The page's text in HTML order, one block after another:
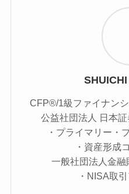
CFP®/1級ファイナン
公益社団法人 日本
・プライマリー・
・資産形成
一般社団法人金
・NISA取